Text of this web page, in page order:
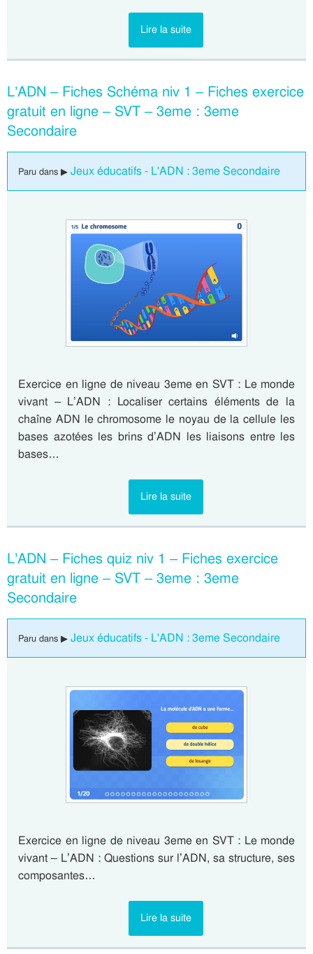
Lire la suite
L’ADN – Fiches Schéma niv 1 – Fiches exercice
gratuit en ligne – SVT – 3eme : 3eme
Secondaire
Paru dans ▶ Jeux éducatifs - L'ADN : 3eme Secondaire
Exercice en ligne de niveau 3eme en SVT : Le monde
vivant – L’ADN : Localiser certains éléments de la
chaîne ADN le chromosome le noyau de la cellule les
bases azotées les brins d’ADN les liaisons entre les
bases…
Lire la suite
L’ADN – Fiches quiz niv 1 – Fiches exercice
gratuit en ligne – SVT – 3eme : 3eme
Secondaire
Paru dans ▶ Jeux éducatifs - L'ADN : 3eme Secondaire
Exercice en ligne de niveau 3eme en SVT : Le monde
vivant – L’ADN : Questions sur l’ADN, sa structure, ses
composantes…
Lire la suite